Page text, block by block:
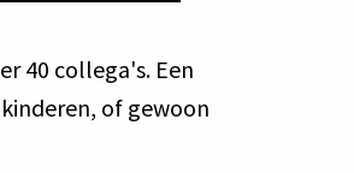
40 collega's. Een
of gewoon